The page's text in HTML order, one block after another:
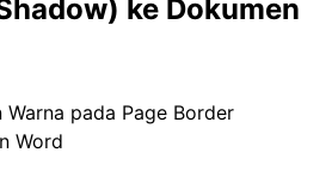
ke Dokumen